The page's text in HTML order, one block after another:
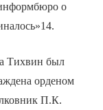
о
Тихвин был
орденом
П.К.